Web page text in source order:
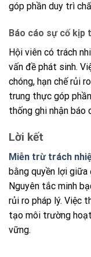
góp phần duy trì
Báo cáo sự cố kịp
Hội viên có trách
vấn đề phát sinh.
chóng, hạn chế rủi
trung thực góp
thống ghi nhận báo
Lời kết
Miễn trừ trách
bằng quyền lợi
Nguyên tắc minh
rủi ro pháp lý. Việc
tạo môi trường
vững.